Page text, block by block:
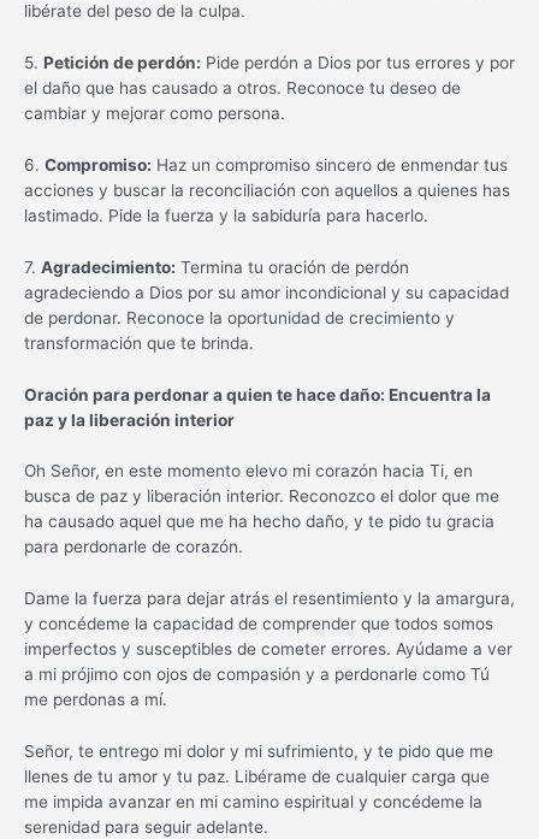
libérate del peso de la culpa.
5. Petición de perdón: Pide perdón a Dios por tus errores y por
el daño que has causado a otros. Reconoce tu deseo de
cambiar y mejorar como persona.
6. Compromiso: Haz un compromiso sincero de enmendar tus
acciones y buscar la reconciliación con aquellos a quienes has
lastimado. Pide la fuerza y la sabiduría para hacerlo.
7. Agradecimiento: Termina tu oración de perdón
agradeciendo a Dios por su amor incondicional y su capacidad
de perdonar. Reconoce la oportunidad de crecimiento y
transformación que te brinda.
Oración para perdonar a quien te hace daño: Encuentra la
paz y la liberación interior
Oh Señor, en este momento elevo mi corazón hacia Ti, en
busca de paz y liberación interior. Reconozco el dolor que me
ha causado aquel que me ha hecho daño, y te pido tu gracia
para perdonarle de corazón.
Dame la fuerza para dejar atrás el resentimiento y la amargura,
y concédeme la capacidad de comprender que todos somos
imperfectos y susceptibles de cometer errores. Ayúdame a ver
a mi prójimo con ojos de compasión y a perdonarle como Tú
me perdonas a mí.
Señor, te entrego mi dolor y mi sufrimiento, y te pido que me
llenes de tu amor y tu paz. Libérame de cualquier carga que
me impida avanzar en mi camino espiritual y concédeme la
serenidad para seguir adelante.